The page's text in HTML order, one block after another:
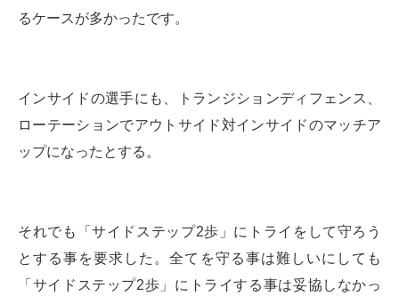
るケースが多かったです。
インサイドの選手にも、トランジションディフェンス、
ローテーションでアウトサイド対インサイドのマッチア
ップになったとする。
それでも「サイドステップ2歩」にトライをして守ろう
とする事を要求した。全てを守る事は難しいにしても
「サイドステップ2歩」にトライする事は妥協しなかっ